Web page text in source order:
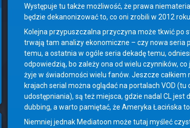
Występuje tu także możliwość, że prawa
będzie dekanonizować to, co oni zrobili w 2012
Kolejna przypuszczalna przyczyna może tkwić po
trwają tam analizy ekonomiczne – czy nowa seria
temu, a ostatnia w ogóle seria dekadę temu,
odpowiedzią, bo zależy ona od wielu czynników,
żyje w świadomości wielu fanów. Jeszcze całkiem
krajach serial można oglądać na portalach VOD
udostępniania), są też miejsca, gdzie nadal CL
dubbing, a warto pamiętać, że Ameryka Łacińska
Niemniej jednak Mediatoon może tutaj myśleć